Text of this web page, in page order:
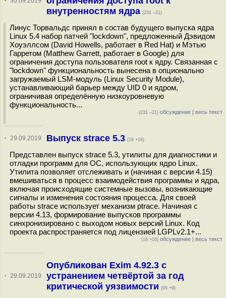
внутренностям ядра (231 –21)
Линус Торвальдс принял в состав будущего выпуска ядра
Linux 5.4 набор патчей "lockdown", предложенный Дэвидом
Хоуэллсом (David Howells, работает в Red Hat) и Мэтью
Гарретом (Matthew Garrett, работает в Google) для
ограничения доступа пользователя root к ядру. Связанная с
"lockdown" функциональность вынесена в опционально
загружаемый LSM-модуль (Linux Security Module),
устанавливающий барьер между UID 0 и ядром,
ограничивая определённую низкоуровневую
функциональность...
(231 –21) обсуждение | весь текст
· 29.09.2019 Выпуск strace 5.3 (16 +16)
Представлен выпуск strace 5.3, утилиты для диагностики и
отладки программ для ОС, использующих ядро Linux.
Утилита позволяет отслеживать и (начиная с версии 4.15)
вмешиваться в процесс взаимодействия программы и ядра,
включая происходящие системные вызовы, возникающие
сигналы и изменения состояния процесса. Для своей
работы strace использует механизм ptrace. Начиная с
версии 4.13, формирование выпусков программы
синхронизировано с выходом новых версий Linux. Код
проекта распространяется под лицензией LGPLv2.1+...
(16 +16) обсуждение | весь текст
· 29.09.2019
Опубликован Exim 4.92.3 с
устранением четвёртой за год
критической уязвимости (95 +9)